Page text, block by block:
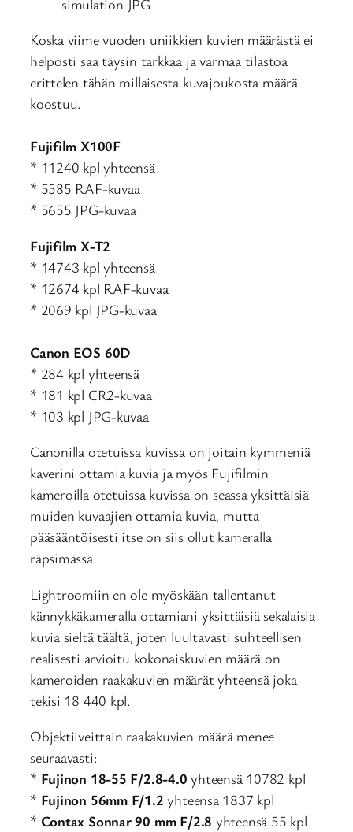
Koska viime vuoden uniikkien kuvien määrästä ei
helposti saa täysin tarkkaa ja varmaa tilastoa
erittelen tähän millaisesta kuvajoukosta määrä
koostuu.
Fujifilm X100F
* 11240 kpl yhteensä
* 5585 RAF-kuvaa
* 5655 JPG-kuvaa
Fujifilm X-T2
* 14743 kpl yhteensä
* 12674 kpl RAF-kuvaa
* 2069 kpl JPG-kuvaa
Canon EOS 60D
* 284 kpl yhteensä
* 181 kpl CR2-kuvaa
* 103 kpl JPG-kuvaa
Canonilla otetuissa kuvissa on joitain kymmeniä
kaverini ottamia kuvia ja myös Fujifilmin
kameroilla otetuissa kuvissa on seassa yksittäisiä
muiden kuvaajien ottamia kuvia, mutta
pääsääntöisesti itse on siis ollut kameralla
räpsimässä.
Lightroomiin en ole myöskään tallentanut
kännykkäkameralla ottamiani yksittäisiä sekalaisia
kuvia sieltä täältä, joten luultavasti suhteellisen
realisesti arvioitu kokonaiskuvien määrä on
kameroiden raakakuvien määrät yhteensä joka
tekisi 18 440 kpl.
Objektiiveittain raakakuvien määrä menee
seuraavasti:
* Fujinon 18-55 F/2.8-4.0 yhteensä 10782 kpl
* Fujinon 56mm F/1.2 yhteensä 1837 kpl
* Contax Sonnar 90 mm F/2.8 yhteensä 55 kpl